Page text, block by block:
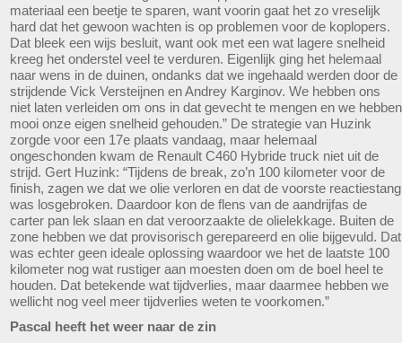
materiaal een beetje te sparen, want voorin gaat het zo vreselijk
hard dat het gewoon wachten is op problemen voor de koplopers.
Dat bleek een wijs besluit, want ook met een wat lagere snelheid
kreeg het onderstel veel te verduren. Eigenlijk ging het helemaal
naar wens in de duinen, ondanks dat we ingehaald werden door de
strijdende Vick Versteijnen en Andrey Karginov. We hebben ons
niet laten verleiden om ons in dat gevecht te mengen en we hebben
mooi onze eigen snelheid gehouden.” De strategie van Huzink
zorgde voor een 17e plaats vandaag, maar helemaal
ongeschonden kwam de Renault C460 Hybride truck niet uit de
strijd. Gert Huzink: “Tijdens de break, zo’n 100 kilometer voor de
finish, zagen we dat we olie verloren en dat de voorste reactiestang
was losgebroken. Daardoor kon de flens van de aandrijfas de
carter pan lek slaan en dat veroorzaakte de olielekkage. Buiten de
zone hebben we dat provisorisch gerepareerd en olie bijgevuld. Dat
was echter geen ideale oplossing waardoor we het de laatste 100
kilometer nog wat rustiger aan moesten doen om de boel heel te
houden. Dat betekende wat tijdverlies, maar daarmee hebben we
wellicht nog veel meer tijdverlies weten te voorkomen.”
Pascal heeft het weer naar de zin